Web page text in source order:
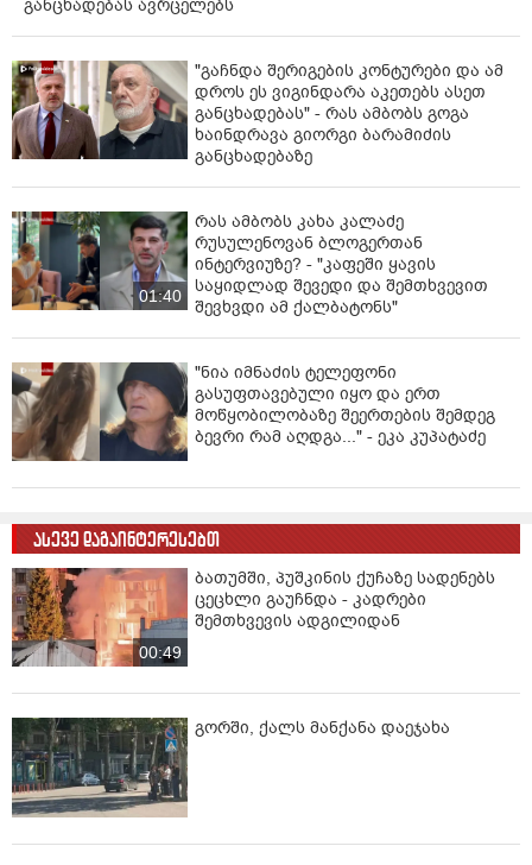
გაგრძელებისთვის საჭიროა 37,000 $ დოლარი,
რადგან დაინიშნა აგრესიული ქიმიოთერაპიის 6
კურსი, რომლის მიზანია დაავადების პროგრესის
შეჩერება და მდგომარეობის სტაბილიზაცია," -
ჩვე­ნი მკი­თხვე­ლის გუ­ლის­ხმი­ე­რე­ბამ არა­ერ­თი ადა­მი­ა­
ნი გა­და­არ­ჩი­ნა უკვე, კვლა­ვაც გვაქვს თქვე­ნი ქველ­
მოქ­მე­დე­ბის იმე­დი.
გთა­ვა­ზობთ ან­გა­რი­შის ნომ­რებს, რო­მელ­ზეც შე­გიძ­ლი­
ათ თან­ხის ჩა­რი­ცხვა.
თიბისი ბანკი GE74TB7628345061100049
საქართველოს ბანკი GE59BG0000000499498338
პ/ნ 01005023032
საქართვეოს ბანკი GE87BG0000000603480088
პ/ნ 01007015390
მიღები ეკატერინე ჭეშმარიტაშვილი (დედა)
განცხადებას ავრცელებს
"გაჩნდა შერიგების კონტურები და ამ
დროს ეს ვიგინდარა აკეთებს ასეთ
განცხადებას" - რას ამბობს გოგა
ხაინდრავა გიორგი ბარამიძის
განცხადებაზე
01:40
რას ამბობს კახა კალაძე
რუსულენოვან ბლოგერთან
ინტერვიუზე? - "კაფეში ყავის
საყიდლად შევედი და შემთხვევით
შევხვდი ამ ქალბატონს"
"ნია იმნაძის ტელეფონი
გასუფთავებული იყო და ერთ
მოწყობილობაზე შეერთების შემდეგ
ბევრი რამ აღდგა..." - ეკა კუპატაძე
ასევე დაგაინტერესებთ
00:49
ბათუმში, პუშკინის ქუჩაზე სადენებს
ცეცხლი გაუჩნდა - კადრები
შემთხვევის ადგილიდან
გორში, ქალს მანქანა დაეჯახა